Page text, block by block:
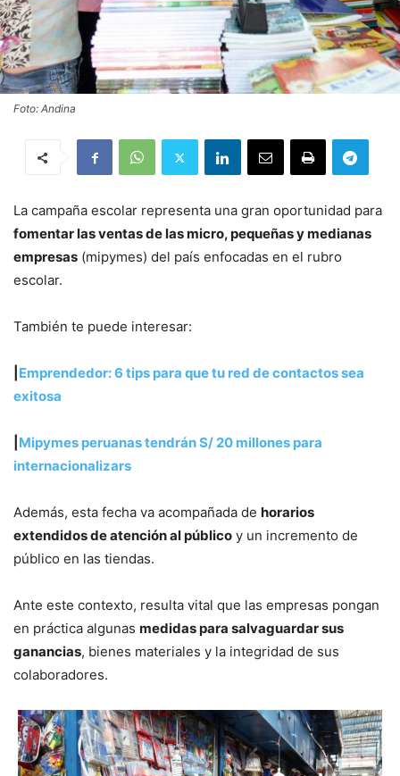
Foto: Andina
La campaña escolar representa una gran oportunidad para
fomentar las ventas de las micro, pequeñas y medianas
empresas (mipymes) del país enfocadas en el rubro
escolar.
También te puede interesar:
Emprendedor: 6 tips para que tu red de contactos sea
exitosa
Mipymes peruanas tendrán S/ 20 millones para
internacionalizars
Además, esta fecha va acompañada de horarios
extendidos de atención al público y un incremento de
público en las tiendas.
Ante este contexto, resulta vital que las empresas pongan
en práctica algunas medidas para salvaguardar sus
ganancias, bienes materiales y la integridad de sus
colaboradores.